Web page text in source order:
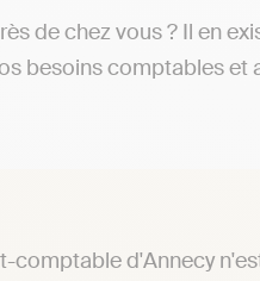
de chez vous ? Il en
besoins comptables
comptable d'Annecy